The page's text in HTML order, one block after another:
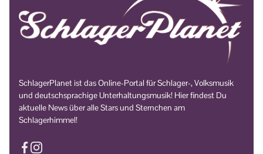
SchlagerPlanet ist das Online-Portal für Schlager-, Volksmusik
und deutschsprachige Unterhaltungsmusik! Hier findest Du
aktuelle News über alle Stars und Sternchen am
Schlagerhimmel!